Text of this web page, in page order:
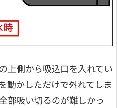
上側から吸込口を入れてい
動かしただけで外れてしま
部吸い切るのが難しかっ